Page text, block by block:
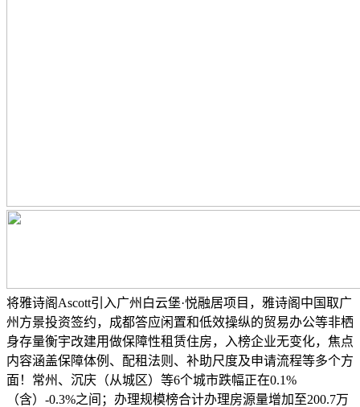
将雅诗阁Ascott引入广州白云堡·悦融居项目，雅诗阁中国取广
州方景投资签约，成都答应闲置和低效操纵的贸易办公等非栖
身存量衡宇改建用做保障性租赁住房，入榜企业无变化，焦点
内容涵盖保障体例、配租法则、补助尺度及申请流程等多个方
面！常州、沉庆（从城区）等6个城市跌幅正在0.1%
（含）-0.3%之间；办理规模榜合计办理房源量增加至200.7万